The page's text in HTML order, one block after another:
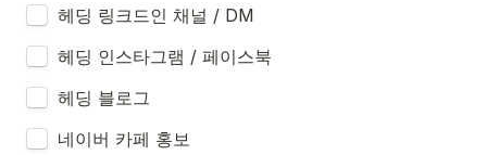
헤딩 링크드인 채널 / DM
헤딩 인스타그램 / 페이스북
헤딩 블로그
네이버 카페 홍보